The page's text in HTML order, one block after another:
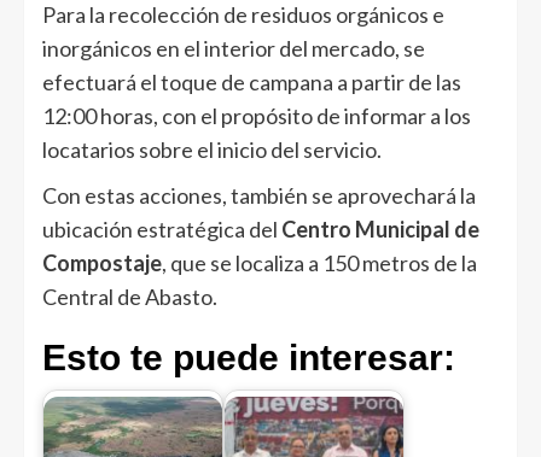
Para la recolección de residuos orgánicos e
inorgánicos en el interior del mercado, se
efectuará el toque de campana a partir de las
12:00 horas, con el propósito de informar a los
locatarios sobre el inicio del servicio.
Con estas acciones, también se aprovechará la
ubicación estratégica del Centro Municipal de
Compostaje, que se localiza a 150 metros de la
Central de Abasto.
Esto te puede interesar: